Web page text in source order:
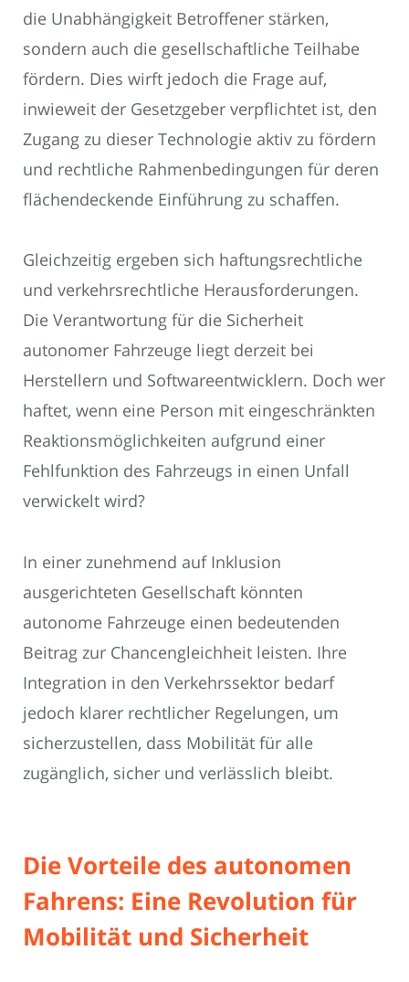
die Unabhängigkeit Betroffener stärken,
sondern auch die gesellschaftliche Teilhabe
fördern. Dies wirft jedoch die Frage auf,
inwieweit der Gesetzgeber verpflichtet ist, den
Zugang zu dieser Technologie aktiv zu fördern
und rechtliche Rahmenbedingungen für deren
flächendeckende Einführung zu schaffen.
Gleichzeitig ergeben sich haftungsrechtliche
und verkehrsrechtliche Herausforderungen.
Die Verantwortung für die Sicherheit
autonomer Fahrzeuge liegt derzeit bei
Herstellern und Softwareentwicklern. Doch wer
haftet, wenn eine Person mit eingeschränkten
Reaktionsmöglichkeiten aufgrund einer
Fehlfunktion des Fahrzeugs in einen Unfall
verwickelt wird?
In einer zunehmend auf Inklusion
ausgerichteten Gesellschaft könnten
autonome Fahrzeuge einen bedeutenden
Beitrag zur Chancengleichheit leisten. Ihre
Integration in den Verkehrssektor bedarf
jedoch klarer rechtlicher Regelungen, um
sicherzustellen, dass Mobilität für alle
zugänglich, sicher und verlässlich bleibt.
Die Vorteile des autonomen
Fahrens: Eine Revolution für
Mobilität und Sicherheit